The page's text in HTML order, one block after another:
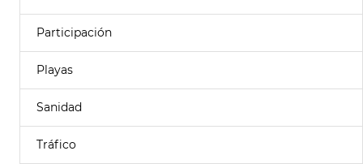
Participación
Playas
Sanidad
Tráfico